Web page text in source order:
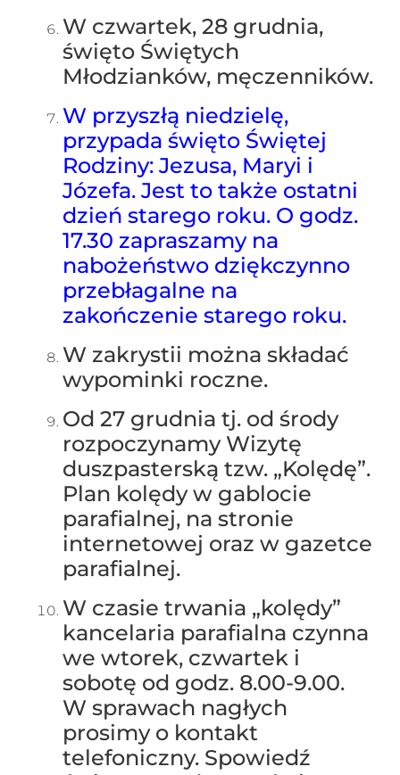
W czwartek, 28 grudnia,
święto Świętych
Młodzianków, męczenników.
W przyszłą niedzielę,
przypada święto Świętej
Rodziny: Jezusa, Maryi i
Józefa. Jest to także ostatni
dzień starego roku. O godz.
17.30 zapraszamy na
nabożeństwo dziękczynno
przebłagalne na
zakończenie starego roku.
W zakrystii można składać
wypominki roczne.
Od 27 grudnia tj. od środy
rozpoczynamy Wizytę
duszpasterską tzw. „Kolędę”.
Plan kolędy w gablocie
parafialnej, na stronie
internetowej oraz w gazetce
parafialnej.
W czasie trwania „kolędy”
kancelaria parafialna czynna
we wtorek, czwartek i
sobotę od godz. 8.00-9.00.
W sprawach nagłych
prosimy o kontakt
telefoniczny. Spowiedź